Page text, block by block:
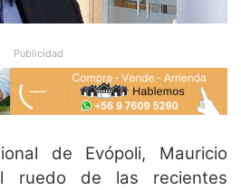
Publicidad
de Evópoli, Mauricio
ruedo de las recientes